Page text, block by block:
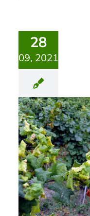
28
09, 2021